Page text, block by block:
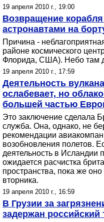
19 апреля 2010 г., 19:00
Возвращение
астронавтами на
Причина -
районе космического
Флорида, США). Небо там
19 апреля 2010 г., 17:59
Деятельность
ослабевает, но
большей частью
Это заключение сделала
служба. Она, однако, не
рекомендации
возобновления полетов.
деятельность в Исландии
ожидается расчистка
пространства, пока же
вторника.
19 апреля 2010 г., 16:59
В Грузии за
задержан российский